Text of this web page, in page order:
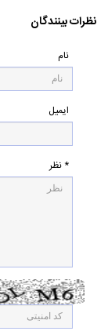
نظرات بینندگان
نام
ایمیل
* نظر